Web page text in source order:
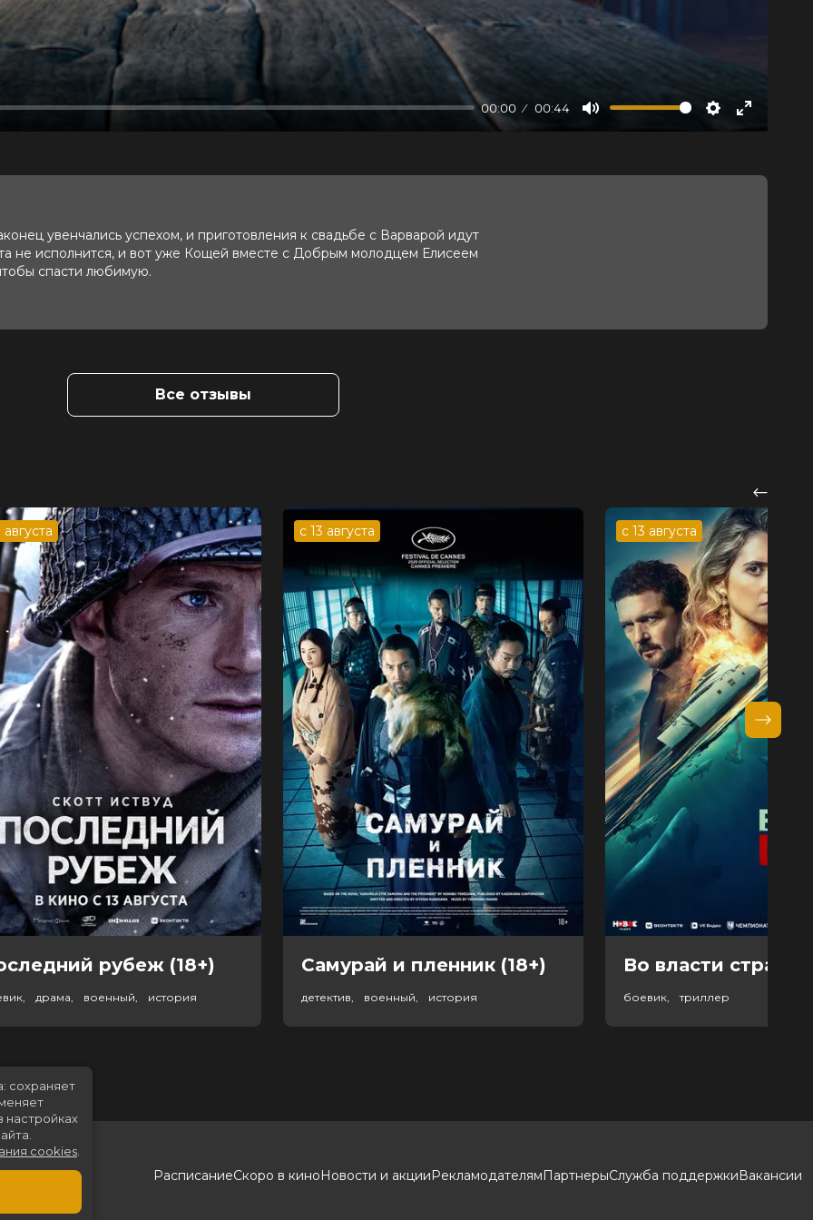
00:00 00:44
Mute Settings
Enter
увенчались успехом, и приготовления к свадьбе с Варварой идут
не исполнится, и вот уже Кощей вместе с Добрым молодцем Елисеем
спасти любимую.
Владимир Сычев, Ирина
Иван Агапов, Роман Артемьев,
Все отзывы
августа
рубеж (18+)
драма, военный, история
с 13 августа
Самурай и пленник (18+)
детектив, военный, история
с 13 августа
Во власти страха
боевик, триллер
РасписаниеСкоро в киноНовости и акцииРекламодателямПартнерыСлужба поддержкиВакансии
сохраняет
настройках
cookies